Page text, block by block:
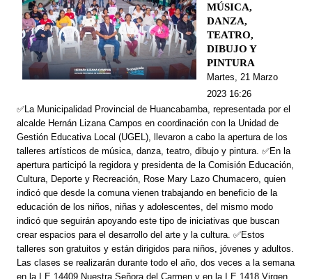
MÚSICA,
DANZA,
TEATRO,
DIBUJO Y
PINTURA
Martes, 21 Marzo
2023 16:26
✅La Municipalidad Provincial de Huancabamba, representada por el
alcalde Hernán Lizana Campos en coordinación con la Unidad de
Gestión Educativa Local (UGEL), llevaron a cabo la apertura de los
talleres artísticos de música, danza, teatro, dibujo y pintura. ✅En la
apertura participó la regidora y presidenta de la Comisión Educación,
Cultura, Deporte y Recreación, Rose Mary Lazo Chumacero, quien
indicó que desde la comuna vienen trabajando en beneficio de la
educación de los niños, niñas y adolescentes, del mismo modo
indicó que seguirán apoyando este tipo de iniciativas que buscan
crear espacios para el desarrollo del arte y la cultura. ✅Estos
talleres son gratuitos y están dirigidos para niños, jóvenes y adultos.
Las clases se realizarán durante todo el año, dos veces a la semana
en la I.E 14409 Nuestra Señora del Carmen y en la I.E 1418 Virgen